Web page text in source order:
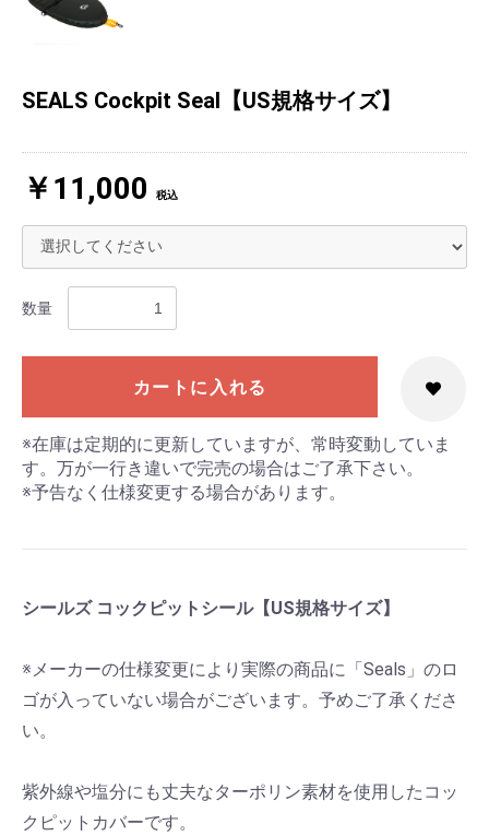
SEALS Cockpit Seal【US規格サイズ】
￥11,000 税込
数量
カートに入れる
※在庫は定期的に更新していますが、常時変動していま
す。万が一行き違いで完売の場合はご了承下さい。
※予告なく仕様変更する場合があります。
シールズ コックピットシール【US規格サイズ】
※メーカーの仕様変更により実際の商品に「Seals」のロ
ゴが入っていない場合がございます。予めご了承くださ
い。
紫外線や塩分にも丈夫なターポリン素材を使用したコッ
クピットカバーです。